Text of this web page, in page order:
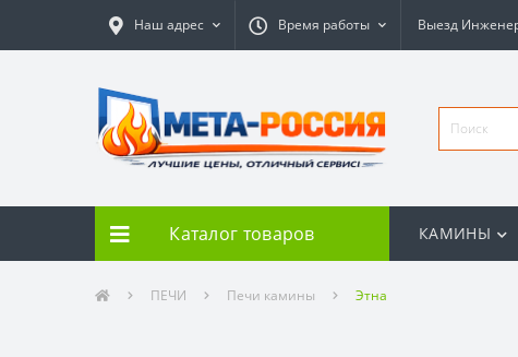
Наш адрес Время работы Выезд
Каталог товаров КАМИНЫ
ПЕЧИ Печи камины Этна